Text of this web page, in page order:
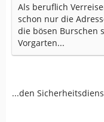
Als beruflich
schon nur die
die bösen Burschen
Vorgarten...
...den